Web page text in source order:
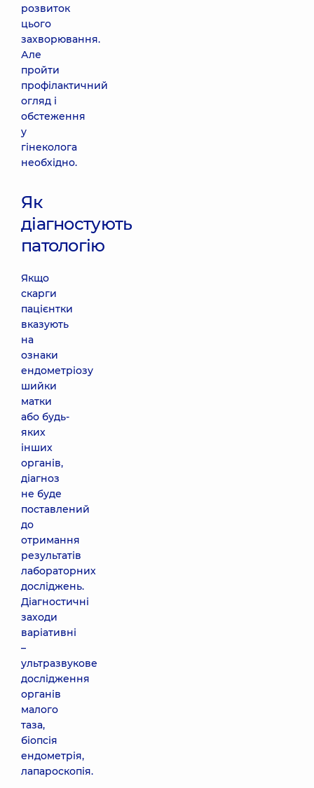
розвиток
цього
захворювання.
Але
пройти
профілактичний
огляд і
обстеження
у
гінеколога
необхідно.
Як
діагностують
патологію
Якщо
скарги
пацієнтки
вказують
на
ознаки
ендометріозу
шийки
матки
або будь-
яких
інших
органів,
діагноз
не буде
поставлений
до
отримання
результатів
лабораторних
досліджень.
Діагностичні
заходи
варіативні
–
ультразвукове
дослідження
органів
малого
таза,
біопсія
ендометрія,
лапароскопія.